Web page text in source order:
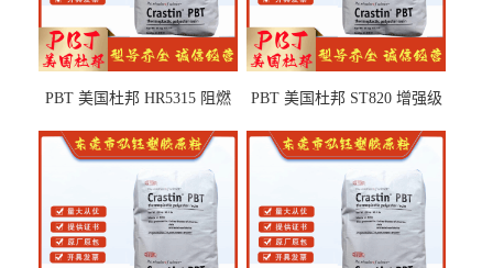
PBT 美国杜邦 HR5315 阻燃
部件
PBT 美国杜邦 ST820 增强级